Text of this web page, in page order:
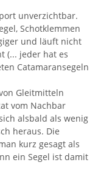
unverzichtbar.
Schotklemmen
und läuft nicht
(... jeder hat es
Catamaransegeln
Gleitmitteln
vom Nachbar
alsbald als wenig
heraus. Die
kurz gesagt als
ein Segel ist damit